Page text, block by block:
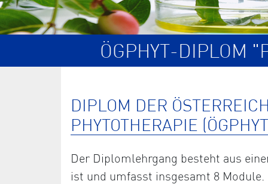
ÖGPHYT-DIPLOM
DIPLOM DER
PHYTOTHERAPIE
Der Diplomlehrgang besteht aus
ist und umfasst insgesamt 8